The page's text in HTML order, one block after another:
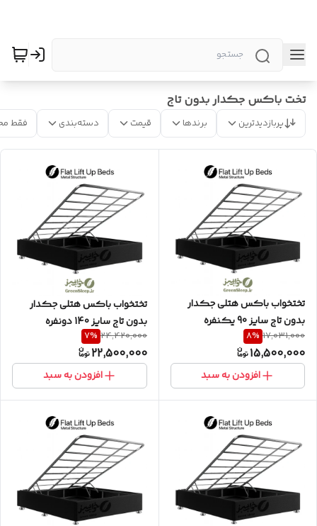
تخت باکس جکدار بدون تاج
پربازدیدترین برندها قیمت دسته‌بندی فقط
تختخواب باکس هتلی جکدار
بدون تاج سایز 90 یکنفره
17,031,000
8%
15,500,000
افزودن به سبد
تختخواب باکس هتلی جکدار
بدون تاج سایز 140 دونفره
24,420,000
7%
22,500,000
افزودن به سبد